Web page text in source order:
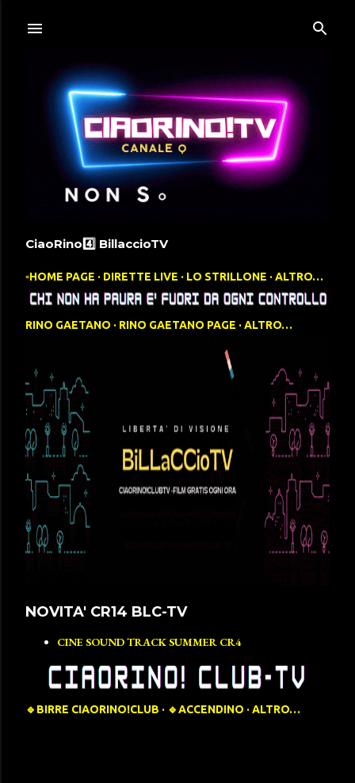
CiaoRino4️⃣ BillaccioTV
▫️HOME PAGE DIRETTE LIVE LO STRILLONE ALTRO…
RINO GAETANO RINO GAETANO PAGE ALTRO…
NOVITA' CR14 BLC-TV
CINE SOUND TRACK SUMMER CR4
🔹️BIRRE CIAORINO!CLUB 🔹️ACCENDINO ALTRO…